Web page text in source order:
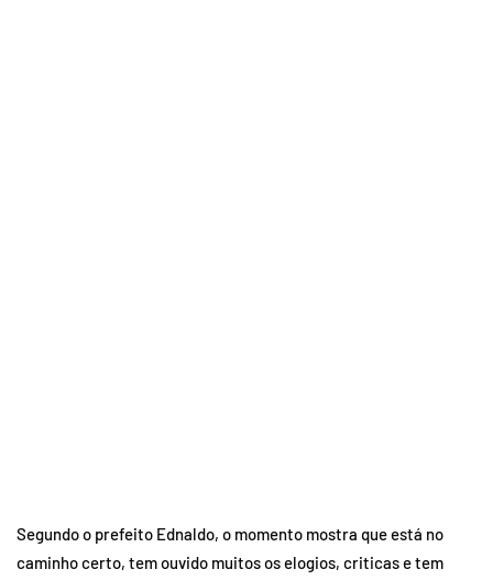
Segundo o prefeito Ednaldo, o momento mostra que está no
caminho certo, tem ouvido muitos os elogios, criticas e tem